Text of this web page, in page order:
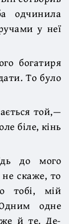
одчинила
у неї
богатиря
То було
той,—
біле, кінь
до мого
скаже, то
тобі, мій
одне
й те. Де-